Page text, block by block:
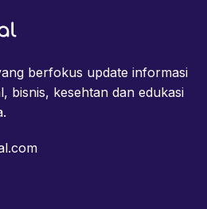
berfokus update informasi
bisnis, kesehtan dan edukasi